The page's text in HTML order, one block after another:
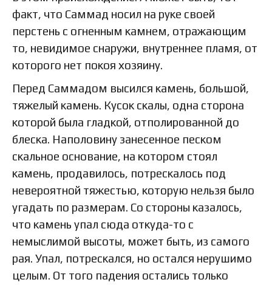
факт, что Саммад носил на руке своей
перстень с огненным камнем, отражающим
то, невидимое снаружи, внутреннее пламя, от
которого нет покоя хозяину.
Перед Саммадом высился камень, большой,
тяжелый камень. Кусок скалы, одна сторона
которой была гладкой, отполированной до
блеска. Наполовину занесенное песком
скальное основание, на котором стоял
камень, продавилось, потрескалось под
невероятной тяжестью, которую нельзя было
угадать по размерам. Со стороны казалось,
что камень упал сюда откуда-то с
немыслимой высоты, может быть, из самого
рая. Упал, потрескался, но остался нерушимо
целым. От того падения остались только